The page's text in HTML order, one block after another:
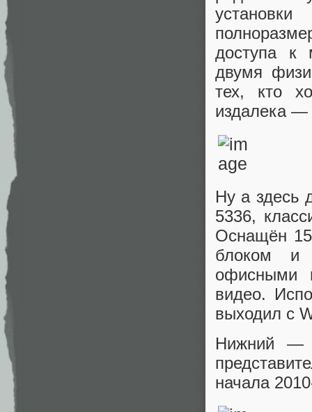
доступа к
двумя
тех, кто
издалека —
Ну а здесь
5336,
Оснащён
блоком и
офисными
видео.
выходил с
Нижний —
начала